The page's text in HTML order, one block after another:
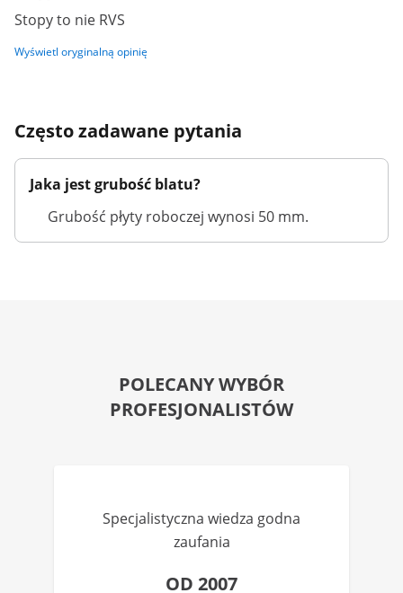
Stopy to nie RVS
Wyświetl oryginalną opinię
Często zadawane pytania
Jaka jest grubość blatu?
Grubość płyty roboczej wynosi 50 mm.
POLECANY WYBÓR
PROFESJONALISTÓW
Specjalistyczna wiedza godna
zaufania
OD 2007